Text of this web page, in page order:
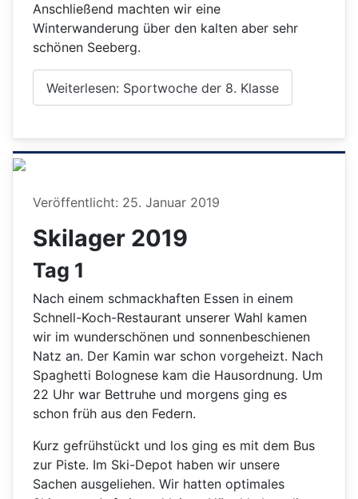
Anschließend machten wir eine
Winterwanderung über den kalten aber sehr
schönen Seeberg.
Weiterlesen: Sportwoche der 8. Klasse
Details
Veröffentlicht: 25. Januar 2019
Skilager 2019
Tag 1
Nach einem schmackhaften Essen in einem
Schnell-Koch-Restaurant unserer Wahl kamen
wir im wunderschönen und sonnenbeschienen
Natz an. Der Kamin war schon vorgeheizt. Nach
Spaghetti Bolognese kam die Hausordnung. Um
22 Uhr war Bettruhe und morgens ging es
schon früh aus den Federn.
Kurz gefrühstückt und los ging es mit dem Bus
zur Piste. Im Ski-Depot haben wir unsere
Sachen ausgeliehen. Wir hatten optimales